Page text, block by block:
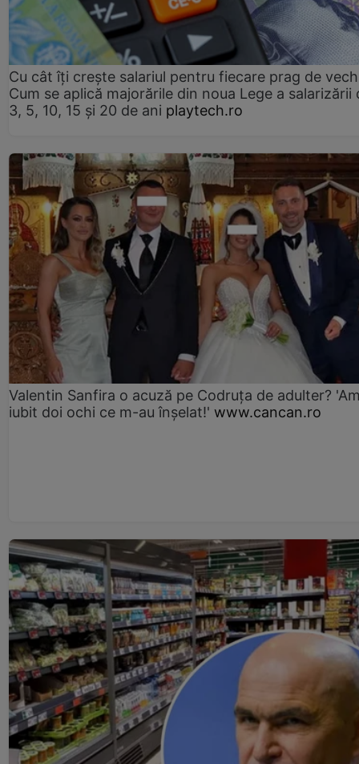
Cu cât îți crește salariul pentru fiecare prag de
Cum se aplică majorările din noua Lege a salarizării
3, 5, 10, 15 și 20 de ani playtech.ro
Valentin Sanfira o acuză pe Codruța de adulter?
iubit doi ochi ce m-au înșelat!' www.cancan.ro